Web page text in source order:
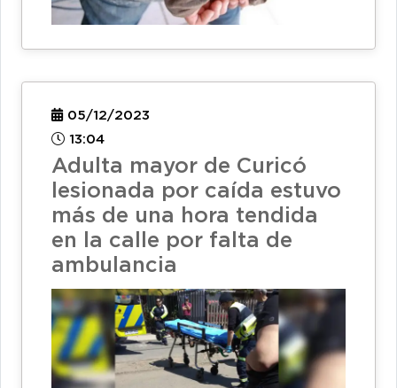
05/12/2023
13:04
Adulta mayor de Curicó
lesionada por caída estuvo
más de una hora tendida
en la calle por falta de
ambulancia